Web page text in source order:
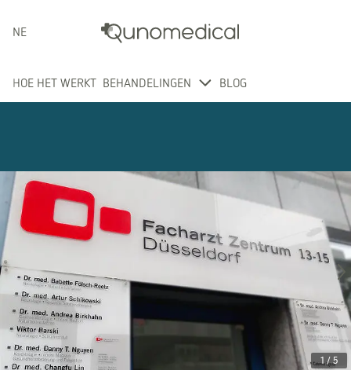
NEDERLANDS
HOE HET WERKT BEHANDELINGEN BLOG
1/5